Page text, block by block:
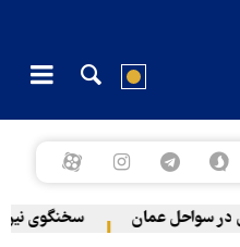
سواحل عمان سخنگوی